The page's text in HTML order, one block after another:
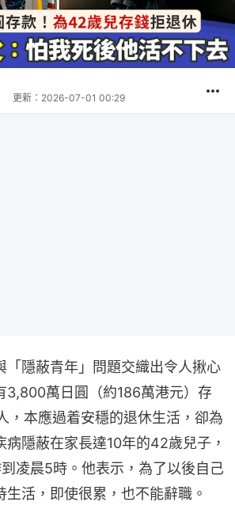
更新： 2026-07-01 00:29
「隱蔽青年」問題交織出令人揪心
3,800萬日圓（約186萬港元）存
，本應過着安穩的退休生活，卻為
病隱蔽在家長達10年的42歲兒子，
凌晨5時。他表示，為了以後自己
生活，即使很累，也不能辭職。